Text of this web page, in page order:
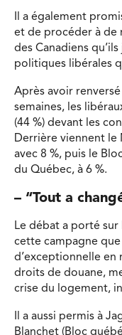
Il a également
et de procéder à de
des Canadiens
politiques libérales
Après avoir
semaines, les
(44 %) devant les
Derrière viennent le
avec 8 %, puis le
du Québec, à 6 %.
– “Tout a
Le débat a porté sur
cette campagne
d’exceptionnelle en
droits de douane,
crise du logement,
Il a aussi permis à
Blanchet (Bloc